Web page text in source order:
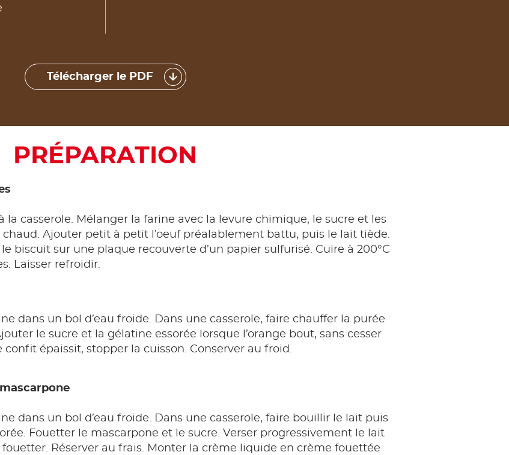
Télécharger le PDF
PRÉPARATION
la casserole. Mélanger la farine avec la levure chimique, le sucre et les
Ajouter petit à petit l’oeuf préalablement battu, puis le lait tiède.
biscuit sur une plaque recouverte d’un papier sulfurisé. Cuire à 200°C
Laisser refroidir.
dans un bol d’eau froide. Dans une casserole, faire chauffer la purée
le sucre et la gélatine essorée lorsque l’orange bout, sans cesser
confit épaissit, stopper la cuisson. Conserver au froid.
dans un bol d’eau froide. Dans une casserole, faire bouillir le lait puis
Fouetter le mascarpone et le sucre. Verser progressivement le lait
fouetter. Réserver au frais. Monter la crème liquide en crème fouettée